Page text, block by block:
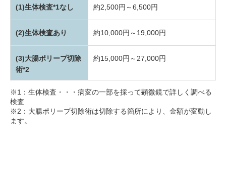
(1)生体検査*1なし 約2,500円～6,500円
(2)生体検査あり 約10,000円～19,000円
(3)大腸ポリープ切除
術*2
約15,000円～27,000円
※1：生体検査・・・病変の一部を採って顕微鏡で詳しく調べる
検査
※2：大腸ポリープ切除術は切除する箇所により、金額が変動し
ます。